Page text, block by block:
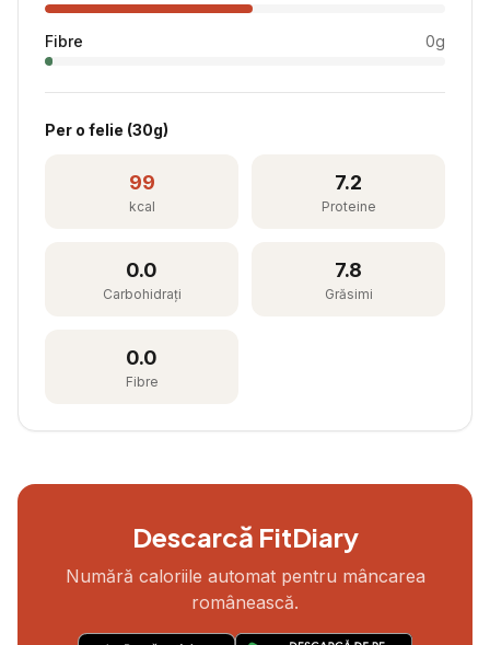
Fibre 0g
Per o felie (30g)
99
kcal
7.2
Proteine
0.0
Carbohidrați
7.8
Grăsimi
0.0
Fibre
Descarcă FitDiary
Numără caloriile automat pentru mâncarea
românească.